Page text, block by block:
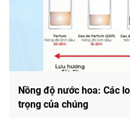
Nồng độ nước hoa: Các
trọng của chúng